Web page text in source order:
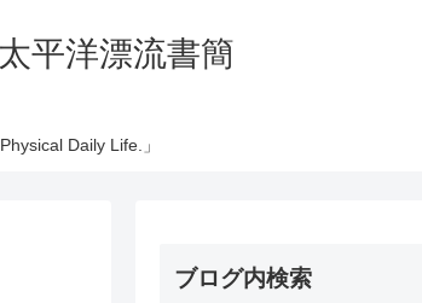
平洋漂流書簡
Daily Life.」
ブログ内検索